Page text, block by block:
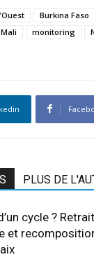
Burkina Faso
Mali monitoring
PLUS DE
cycle ?
et